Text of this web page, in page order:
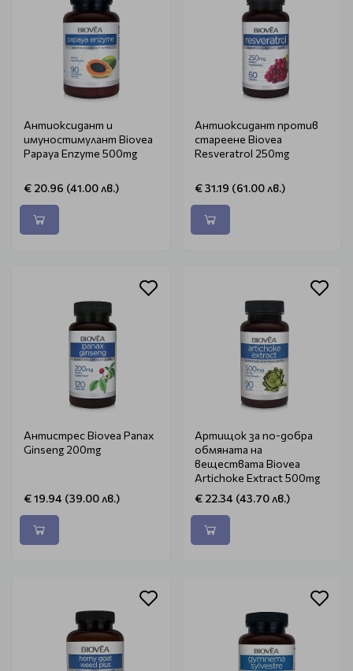
Антиоксидант и
имуностимулант Biovea
Papaya Enzyme 500mg
€ 20.96 (41.00 лв.)
Антиоксидант против
стареене Biovea
Resveratrol 250mg
€ 31.19 (61.00 лв.)
Антистрес Biovea Panax
Ginseng 200mg
€ 19.94 (39.00 лв.)
Артищок за по-добра
обмяната на
веществата Biovea
Artichoke Extract 500mg
€ 22.34 (43.70 лв.)